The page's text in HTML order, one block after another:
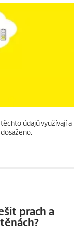
údajů využívají a
prach a